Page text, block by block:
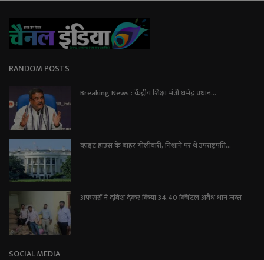
RANDOM POSTS
Breaking News : केंद्रीय शिक्षा मंत्री धर्मेंद्र प्रधान...
व्हाइट हाउस के बाहर गोलीबारी, निशाने पर थे उपराष्ट्रपति...
अफसरों ने दबिश देकर किया 34.40 क्विंटल अवैध धान जब्त
SOCIAL MEDIA